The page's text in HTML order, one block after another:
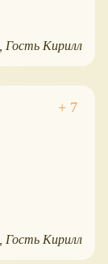
Гость Кирилл
Гость Кирилл